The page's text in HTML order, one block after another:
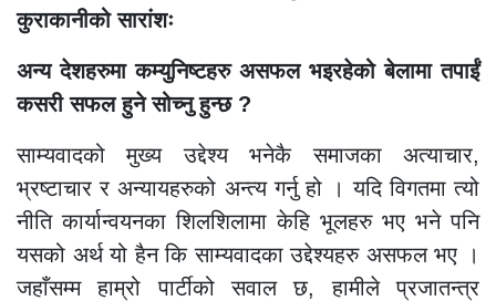
कुराकानीको सारांशः
अन्य देशहरुमा कम्युनिष्टहरु असफल भइरहेको बेलामा तपाईं
कसरी सफल हुने सोच्नु हुन्छ ?
साम्यवादको मुख्य उद्देश्य भनेकै समाजका अत्याचार,
भ्रष्टाचार र अन्यायहरुको अन्त्य गर्नु हो । यदि विगतमा त्यो
नीति कार्यान्वयनका शिलशिलामा केहि भूलहरु भए भने पनि
यसको अर्थ यो हैन कि साम्यवादका उद्देश्यहरु असफल भए ।
जहाँसम्म हाम्रो पार्टीको सवाल छ, हामीले प्रजातन्त्र